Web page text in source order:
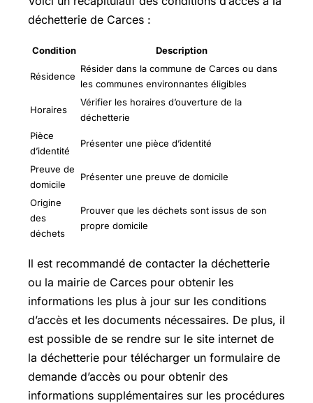
déchetterie de Carces :
Condition Description
Résidence
Résider dans la commune de Carces ou dans
les communes environnantes éligibles
Horaires
Vérifier les horaires d’ouverture de la
déchetterie
Pièce
d’identité
Présenter une pièce d’identité
Preuve de
domicile
Présenter une preuve de domicile
Origine
des
déchets
Prouver que les déchets sont issus de son
propre domicile
Il est recommandé de contacter la déchetterie
ou la mairie de Carces pour obtenir les
informations les plus à jour sur les conditions
d’accès et les documents nécessaires. De plus, il
est possible de se rendre sur le site internet de
la déchetterie pour télécharger un formulaire de
demande d’accès ou pour obtenir des
informations supplémentaires sur les procédures